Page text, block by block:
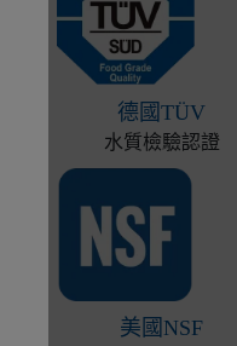
德國TÜV
水質檢驗認證
美國NSF